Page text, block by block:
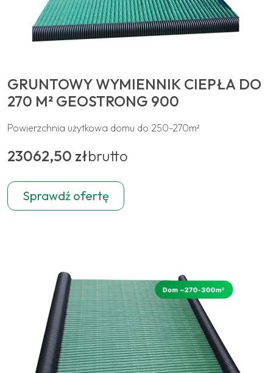
GRUNTOWY WYMIENNIK CIEPŁA DO
270 M² GEOSTRONG 900
Powierzchnia użytkowa domu do 250-270m²
23062,50 złbrutto
Sprawdź ofertę